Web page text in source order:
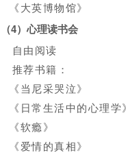
《大英博物馆》
（4）心理读书会
自由阅读
推荐书籍：
《当尼采哭泣》
《日常生活中的心理学
《软瘾》
《爱情的真相》